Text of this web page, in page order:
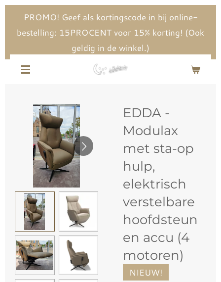
direct
de
hoofdinhoud
PROMO! Geef als kortingscode in bij online-
bestelling: 15PROCENT voor 15% korting! (Ook
geldig in de winkel.)
EDDA -
Modulax
met sta-op
hulp,
elektrisch
verstelbare
hoofdsteun
en accu (4
motoren)
NIEUW!